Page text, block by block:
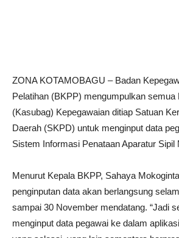
ZONA KOTAMOBAGU – Badan
Pelatihan (BKPP) mengumpulkan semua
(Kasubag) Kepegawaian ditiap Satuan
Daerah (SKPD) untuk menginput data
Sistem Informasi Penataan Aparatur Sipil
Menurut Kepala BKPP, Sahaya
penginputan data akan berlangsung
sampai 30 November mendatang. “Jadi
menginput data pegawai ke dalam